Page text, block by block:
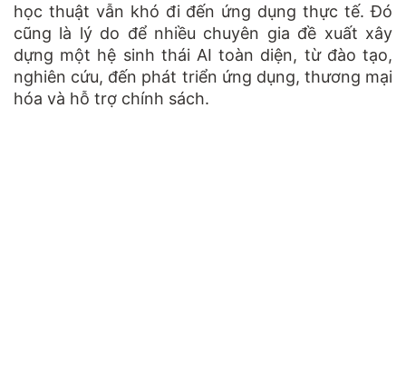
học thuật vẫn khó đi đến ứng dụng thực tế. Đó
cũng là lý do để nhiều chuyên gia đề xuất xây
dựng một hệ sinh thái AI toàn diện, từ đào tạo,
nghiên cứu, đến phát triển ứng dụng, thương mại
hóa và hỗ trợ chính sách.